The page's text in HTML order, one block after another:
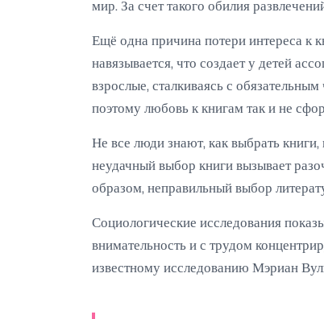
мир. За счет такого обилия
Ещё одна причина потери интереса к
навязывается, что создает у детей
взрослые, сталкиваясь с
поэтому любовь к книгам так и не
Не все люди знают, как выбрать
неудачный выбор книги вызывает
образом, неправильный выбор
Социологические исследования
внимательность и с трудом
известному исследованию Мэриан